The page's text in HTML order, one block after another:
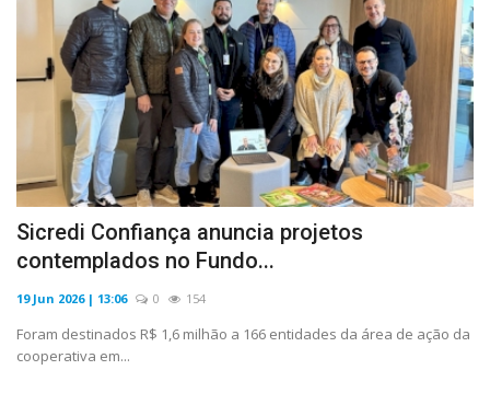
CADASTRAR
CADERNO S
JORNAL DIGITAL
Sicredi Confiança anuncia projetos
contemplados no Fundo...
19 Jun 2026 | 13:06 0 154
Foram destinados R$ 1,6 milhão a 166 entidades da área de ação da
cooperativa em...